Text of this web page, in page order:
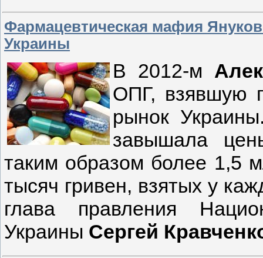
Фармацевтическая мафия
Украины
В 2012-м
ОПГ, взявшую
рынок
завышала
таким образом более 1,5
тысяч гривен, взятых у
глава правления
Украины Сергей